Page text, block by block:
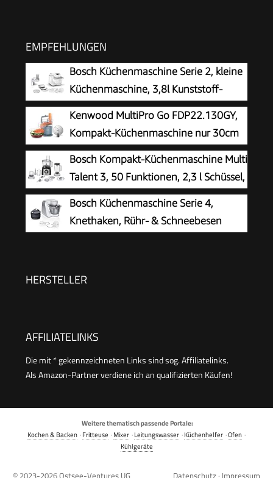
EMPFEHLUNGEN
Bosch Küchenmaschine Serie 2, kleine
Küchenmaschine, 3,8l Kunststoff-
Schüssel, Durchlaufschnitzler, 4
Scheiben, 4 Stufen,
Knethaken/Rührbesen/Schlagbesen,
spülmaschinenfest, 700 W, weiß, MUMS2AW01
Kenwood MultiPro Go FDP22.130GY,
Kompakt-Küchenmaschine nur 30cm
hoch, zum Schneiden, Reiben, Pürieren
und Teig Kneten, Express-Serve, 1,3 l
Arbeitsbehälter, 650 W, Blau
Bosch Kompakt-Küchenmaschine Multi
Talent 3, 50 Funktionen, 2,3 l Schüssel,
Mixer, spülmaschinengeeignet,
Universalzerkleinerer, kleine Küchenmaschine,
800 Watt, schwarz/Edelstahl, MCM3501M
Bosch Küchenmaschine Serie 4,
Knethaken, Rühr- & Schneebesen
MUM58200
HERSTELLER
AFFILIATELINKS
Die mit * gekennzeichneten Links sind sog. Affiliatelinks.
Als Amazon-Partner verdiene ich an qualifizierten Käufen!
Weitere thematisch passende Portale:
Kochen & Backen ·Fritteuse ·Mixer ·Leitungswasser ·Küchenhelfer ·Ofen ·
Kühlgeräte